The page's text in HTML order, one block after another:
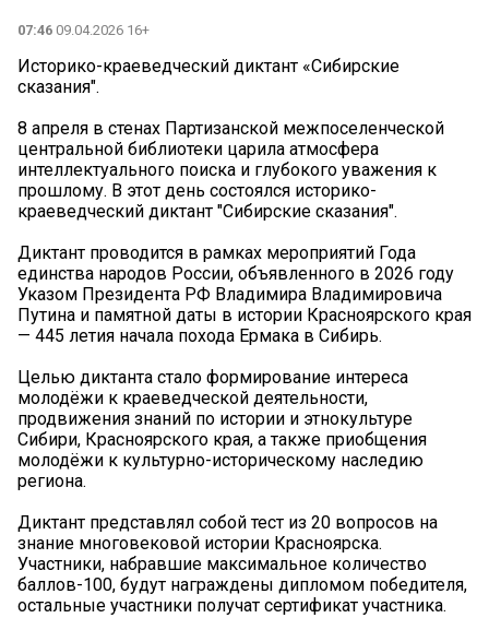
07:46 09.04.2026 16+
Историко-краеведческий диктант «Сибирские
сказания".
8 апреля в стенах Партизанской межпоселенческой
центральной библиотеки царила атмосфера
интеллектуального поиска и глубокого уважения к
прошлому. В этот день состоялся историко-
краеведческий диктант "Сибирские сказания".
Диктант проводится в рамках мероприятий Года
единства народов России, объявленного в 2026 году
Указом Президента РФ Владимира Владимировича
Путина и памятной даты в истории Красноярского края
— 445 летия начала похода Ермака в Сибирь.
Целью диктанта стало формирование интереса
молодёжи к краеведческой деятельности,
продвижения знаний по истории и этнокультуре
Сибири, Красноярского края, а также приобщения
молодёжи к культурно-историческому наследию
региона.
Диктант представлял собой тест из 20 вопросов на
знание многовековой истории Красноярска.
Участники, набравшие максимальное количество
баллов-100, будут награждены дипломом победителя,
остальные участники получат сертификат участника.